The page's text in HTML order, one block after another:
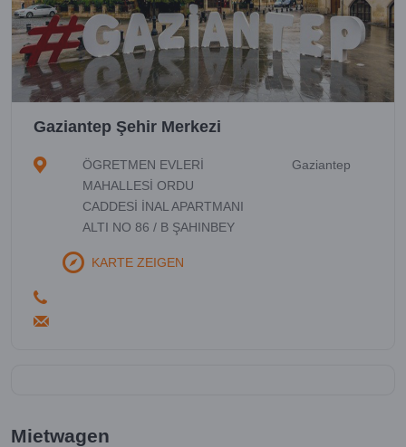
Mietwagen
Gaziantep Şehir Merkezi
ÖGRETMEN EVLERİ
MAHALLESİ ORDU
CADDESİ İNAL APARTMANI
ALTI NO 86 / B ŞAHINBEY
Gaziantep
KARTE ZEIGEN